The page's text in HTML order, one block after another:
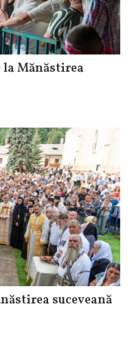
Mănăstirea
suceveană